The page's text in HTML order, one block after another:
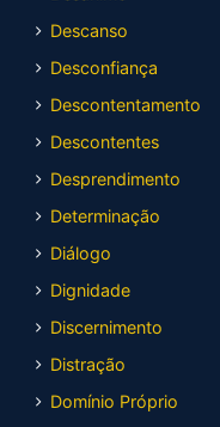
Descanso
Desconfiança
Descontentamento
Descontentes
Desprendimento
Determinação
Diálogo
Dignidade
Discernimento
Distração
Domínio Próprio